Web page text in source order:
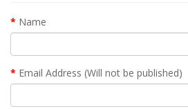
Name
Email Address (Will not be published)